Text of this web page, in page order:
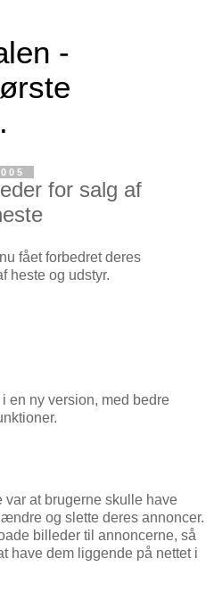
-
for salg af
fået forbedret deres
heste og udstyr.
en ny version, med bedre
var at brugerne skulle have
og slette deres annoncer.
billeder til annoncerne, så
have dem liggende på nettet i